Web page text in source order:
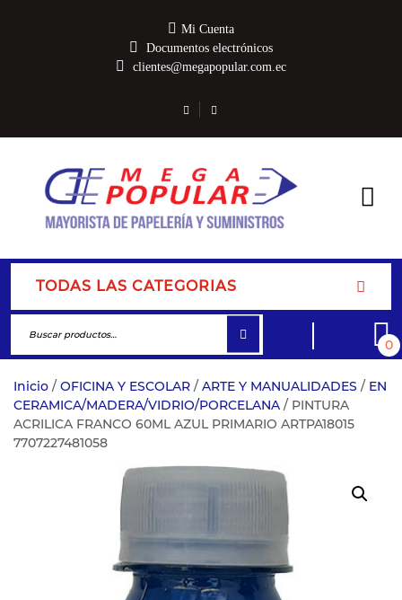
Mi Cuenta
Documentos electrónicos
clientes@megapopular.com.ec
TODAS LAS CATEGORIAS
0
Inicio / OFICINA Y ESCOLAR / ARTE Y MANUALIDADES / EN
CERAMICA/MADERA/VIDRIO/PORCELANA / PINTURA
ACRILICA FRANCO 60ML AZUL PRIMARIO ARTPA18015
7707227481058